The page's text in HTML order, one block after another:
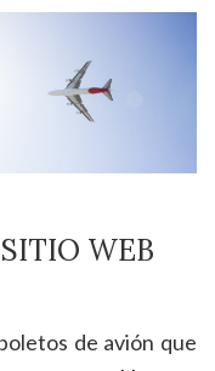
WEB
de avión que